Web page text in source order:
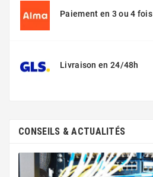
Paiement en 3 ou 4 fois
Livraison en 24/48h
CONSEILS & ACTUALITÉS